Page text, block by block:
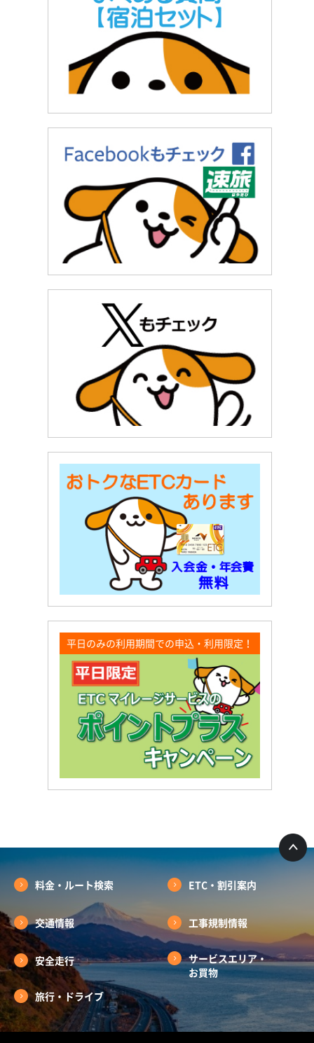
平日のみの利用期間での申込・利用限定！
料金・ルート検索 ETC・割引案内
交通情報 工事規制情報
安全走行
サービスエリア・
お買物
旅行・ドライブ